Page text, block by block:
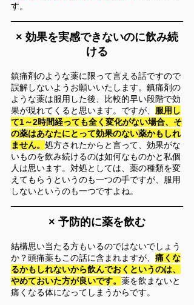
す。
× 効果を実感できないのに飲み続
ける
鎮痛剤のような薬に限って言える話ですので
誤解しないようお願いいたします。鎮痛剤の
ような薬は服用した後、比較的早い段階で効
果が現れてくると思います。ですが、 服用し
て1～2時間経っても全く変化がない場合、そ
の薬はあなたにとって効果のない薬かもしれ
ません。 処方されたからと言って、効果がな
いものを飲み続けるのは如何なものかと私個
人は思います。対処としては、薬の種類を変
えてもらうというのも一つの手ですが、服用
しないというのも一つですよね。
× 予防的に薬を飲む
結構思い当たる方もいるのではないでしょう
か？頭痛薬もこの話に含まれますが、 痛くな
るかもしれないから飲んでおくというのは、
やめておいた方が良いです。 薬を飲まないと
痛くなる体になってしまうからです。